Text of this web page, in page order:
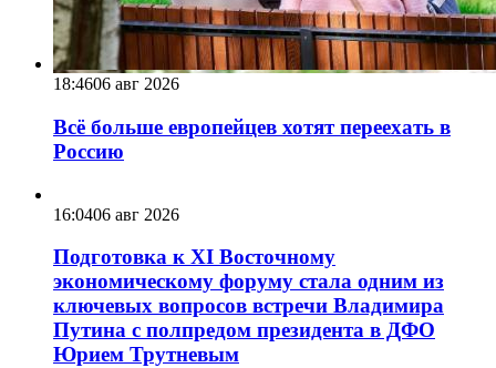
18:4606 авг 2026
Всё больше европейцев хотят переехать в
Россию
16:0406 авг 2026
Подготовка к XI Восточному
экономическому форуму стала одним из
ключевых вопросов встречи Владимира
Путина с полпредом президента в ДФО
Юрием Трутневым